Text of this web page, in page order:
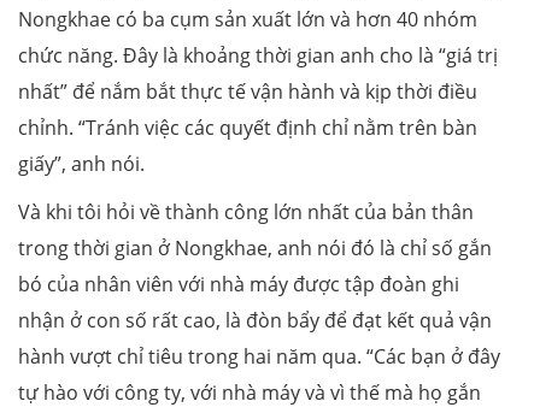
Nongkhae có ba cụm sản xuất lớn và hơn 40 nhóm
chức năng. Đây là khoảng thời gian anh cho là “giá trị
nhất” để nắm bắt thực tế vận hành và kịp thời điều
chỉnh. “Tránh việc các quyết định chỉ nằm trên bàn
giấy”, anh nói.
Và khi tôi hỏi về thành công lớn nhất của bản thân
trong thời gian ở Nongkhae, anh nói đó là chỉ số gắn
bó của nhân viên với nhà máy được tập đoàn ghi
nhận ở con số rất cao, là đòn bẩy để đạt kết quả vận
hành vượt chỉ tiêu trong hai năm qua. “Các bạn ở đây
tự hào với công ty, với nhà máy và vì thế mà họ gắn